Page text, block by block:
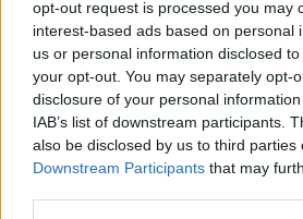
opt-out request is processed you may
interest-based ads based on personal
us or personal information disclosed
your opt-out. You may separately opt-
disclosure of your personal
IAB’s list of downstream participants.
also be disclosed by us to third parties
Downstream Participants that may
Italien har hög ungdomsarbetslöshet
italienare inte vill ha ”skitjobb”.
utan vill njuta av livet än att jobba för
förstår enbart när man besöker landet.
Jag börjar förstå italienare. Själv har
Ett land numera i förfall för mina
trots att ingen i Ukraina berör mig.
Att du kommer med personangrepp är
så när argumenten tinar och rädslan
… [ Visa mer ]
Jag slutade läsa vid "Spanien går om
absurt att man baxnar.
https://www.youtube.com/
"Spain in chaos as locals fight back after